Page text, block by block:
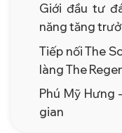
Giới đầu tư
năng tăng
Tiếp nối The
làng The
Phú Mỹ Hưng
gian